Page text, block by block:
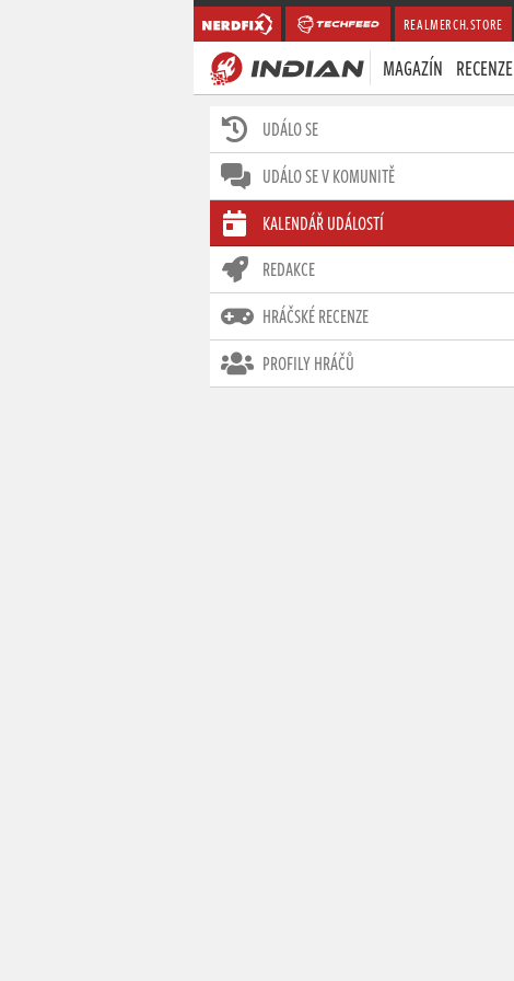
REALMERCH.STORE
MAGAZÍN RECENZE
UDÁLO SE
UDÁLO SE V KOMUNITĚ
KALENDÁŘ UDÁLOSTÍ
REDAKCE
HRÁČSKÉ RECENZE
PROFILY HRÁČŮ